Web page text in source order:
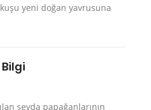
yeni doğan yavrusuna
sevda papağanlarının